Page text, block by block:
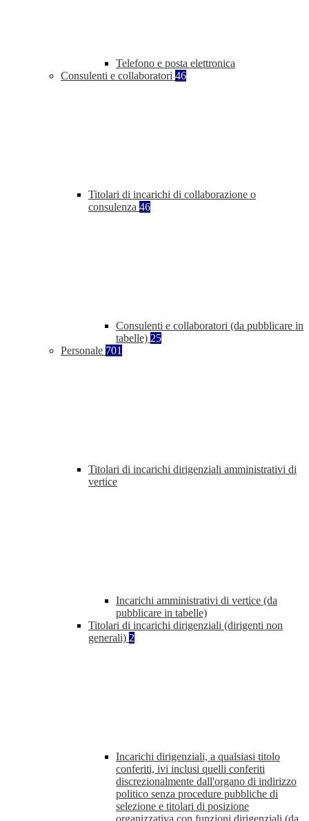
Telefono e posta elettronica
Consulenti e collaboratori 46
Titolari di incarichi di collaborazione o
consulenza 46
Consulenti e collaboratori (da pubblicare in
tabelle) 25
Personale 701
Titolari di incarichi dirigenziali amministrativi di
vertice
Incarichi amministrativi di vertice (da
pubblicare in tabelle)
Titolari di incarichi dirigenziali (dirigenti non
generali) 2
Incarichi dirigenziali, a qualsiasi titolo
conferiti, ivi inclusi quelli conferiti
discrezionalmente dall'organo di indirizzo
politico senza procedure pubbliche di
selezione e titolari di posizione